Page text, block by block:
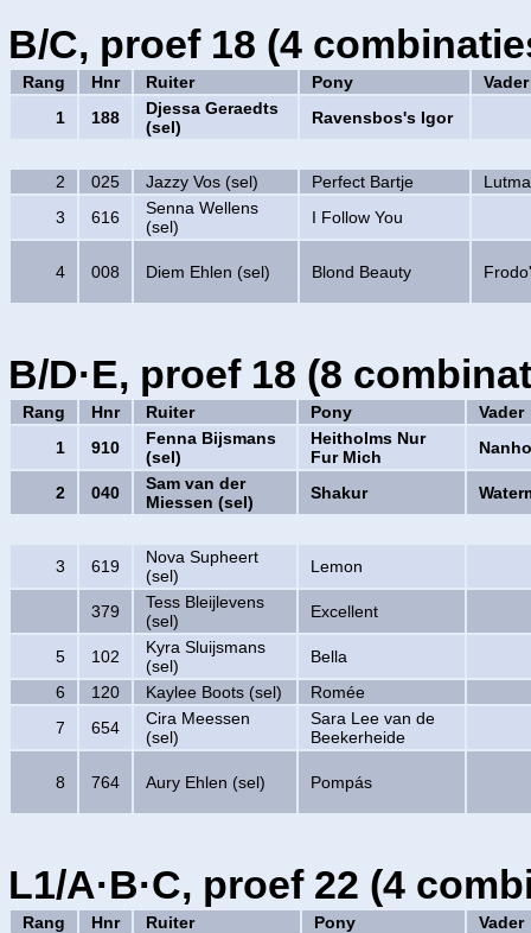
B/C, proef 18 (4
Rang Hnr Ruiter Pony
Vader
1
188
Djessa Geraedts
(sel)
Ravensbos's Igor
2 025 Jazzy Vos (sel) Perfect Bartje
3
616
Senna Wellens
(sel)
I Follow You
4 008 Diem Ehlen (sel) Blond Beauty
B/D·E, proef 18 (8
Rang Hnr Ruiter Pony
Vader
1
910
Fenna Bijsmans
(sel)
Heitholms Nur
Fur Mich
2 040
Sam van der
Miessen (sel)
Shakur
3 619
Nova Supheert
(sel)
Lemon
379
Tess Bleijlevens
(sel)
Excellent
5 102
Kyra Sluijsmans
(sel)
Bella
6
120 Kaylee Boots (sel)
Romée
7
654
Cira Meessen
(sel)
Sara Lee van de
Beekerheide
8 764 Aury Ehlen (sel) Pompás
L1/A·B·C, proef 22 (4
Rang Hnr Ruiter Pony
Vader